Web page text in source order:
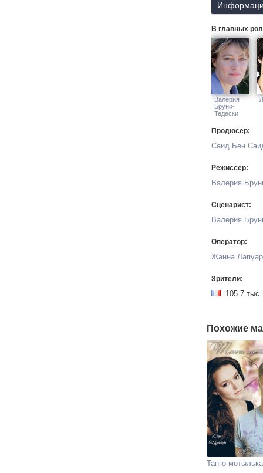
В главных
Валерия
Бруни-
Тедески
Продюсер:
Саид Бен
Режиссер:
Валерия
Сценарист:
Валерия
Оператор:
Жанна
Зрители:
105.7
Похожие
Танго мотылька